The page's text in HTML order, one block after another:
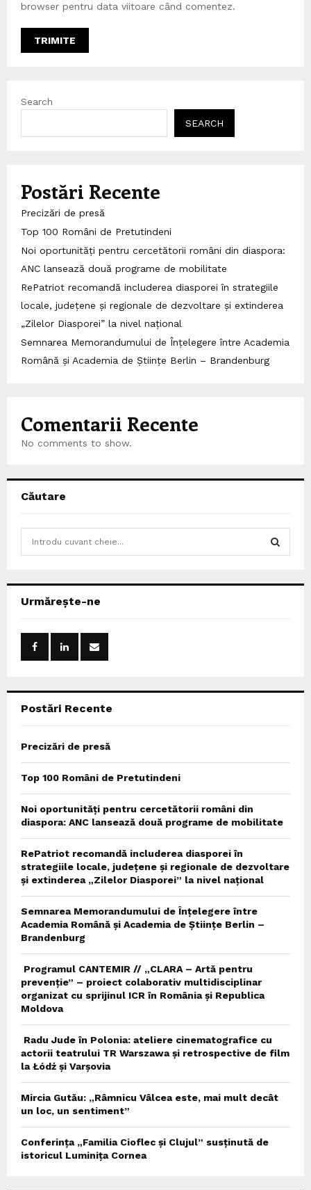
browser pentru data viitoare când comentez.
Search
SEARCH
Postări Recente
Precizări de presă
Top 100 Români de Pretutindeni
Noi oportunități pentru cercetătorii români din diaspora:
ANC lansează două programe de mobilitate
RePatriot recomandă includerea diasporei în strategiile
locale, județene și regionale de dezvoltare și extinderea
„Zilelor Diasporei” la nivel național
Semnarea Memorandumului de Înțelegere între Academia
Română și Academia de Științe Berlin – Brandenburg
Comentarii Recente
No comments to show.
Căutare
h
Urmărește-ne
Postări Recente
Precizări de presă
Top 100 Români de Pretutindeni
Noi oportunități pentru cercetătorii români din
diaspora: ANC lansează două programe de mobilitate
RePatriot recomandă includerea diasporei în
strategiile locale, județene și regionale de dezvoltare
și extinderea „Zilelor Diasporei” la nivel național
Semnarea Memorandumului de Înțelegere între
Academia Română și Academia de Științe Berlin –
Brandenburg
Programul CANTEMIR // „CLARA – Artă pentru
prevenție” – proiect colaborativ multidisciplinar
organizat cu sprijinul ICR în România și Republica
Moldova
Radu Jude în Polonia: ateliere cinematografice cu
actorii teatrului TR Warszawa și retrospective de film
la Łódź și Varșovia
Mircia Gutău: „Râmnicu Vâlcea este, mai mult decât
un loc, un sentiment”
Conferința „Familia Cioflec și Clujul” susținută de
istoricul Luminița Cornea